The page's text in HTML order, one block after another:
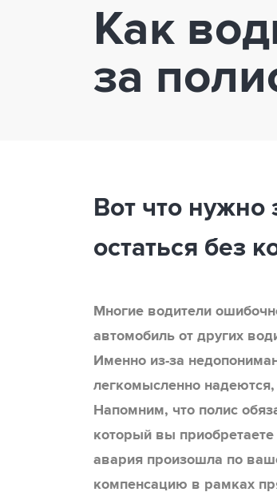
Как
за
Вот что нужно
остаться без
Многие водители
автомобиль от других
Именно из-за
легкомысленно
Напомним, что полис
который вы
авария произошла по
компенсацию в рамках